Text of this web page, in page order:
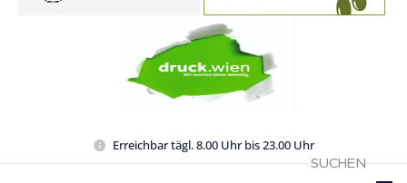
Erreichbar tägl. 8.00 Uhr bis 23.00 Uhr
SUCHEN